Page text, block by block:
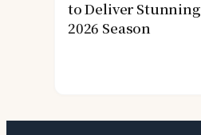
to Deliver Stunning
2026 Season